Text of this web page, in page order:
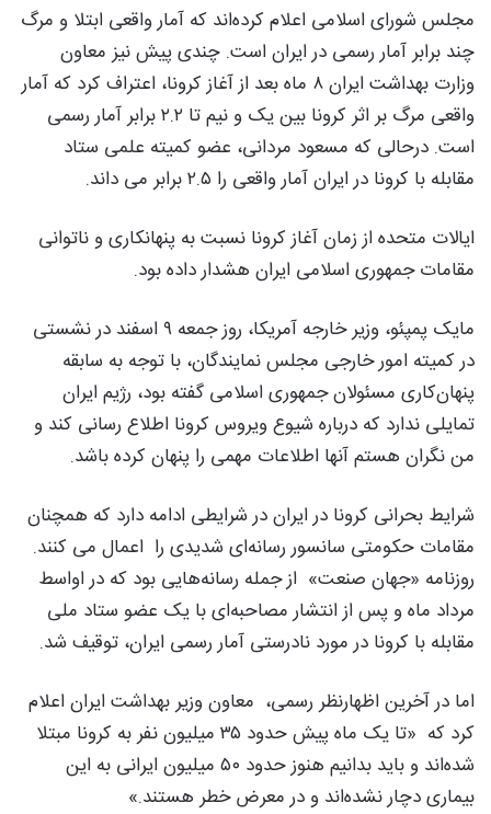
مجلس شورای اسلامی اعلام کرده‌اند که آمار واقعی ابتلا و مرگ
چند برابر آمار رسمی در ایران است. چندی پیش نیز معاون
وزارت بهداشت ایران ۸ ماه بعد از آغاز کرونا، اعتراف کرد که آمار
واقعی مرگ بر اثر کرونا بین یک و نیم تا ۲.۲ برابر آمار رسمی
است. درحالی که مسعود مردانی، عضو کمیته علمی ستاد
مقابله با کرونا در ایران آمار واقعی را ۲.۵ برابر می داند.
ایالات متحده از زمان آغاز کرونا نسبت به پنهانکاری و ناتوانی
مقامات جمهوری اسلامی ایران هشدار داده بود.
مایک پمپئو، وزیر خارجه آمریکا، روز جمعه ۹ اسفند در نشستی
در کمیته امور خارجی مجلس نمایندگان، با توجه به سابقه
پنهان‌کاری مسئولان جمهوری اسلامی گفته بود، رژیم ایران
تمایلی ندارد که درباره شیوع ویروس کرونا اطلاع رسانی کند و
من نگران هستم آنها اطلاعات مهمی را پنهان کرده باشد.
شرایط بحرانی کرونا در ایران در شرایطی ادامه دارد که همچنان
مقامات حکومتی سانسور رسانه‌ای شدیدی را اعمال می کنند.
روزنامه «جهان صنعت» از جمله رسانه‌هایی بود که در اواسط
مرداد ماه و پس از انتشار مصاحبه‌ای با یک عضو ستاد ملی
مقابله با کرونا در مورد نادرستی آمار رسمی ایران، توقیف شد.
اما در آخرین اظهارنظر رسمی، معاون وزیر بهداشت ایران اعلام
کرد که «تا یک ماه پیش حدود ۳۵ میلیون نفر به کرونا مبتلا
شده‌اند و باید بدانیم هنوز حدود ۵۰ میلیون ایرانی به این
بیماری دچار نشده‌اند و در معرض خطر هستند.»